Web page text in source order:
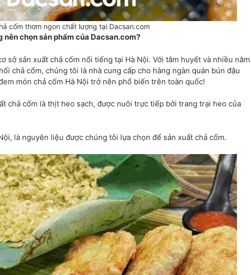
cốm thơm ngon chất lượng tại Dacsan.com
nên chọn sản phẩm của Dacsan.com?
sở sản xuất chả cốm nổi tiếng tại Hà Nội. Với tâm huyết và nhiều năm
chả cốm, chúng tôi là nhà cung cấp cho hàng ngàn quán bún đậu
món chả cốm Hà Nội trở nên phổ biến trên toàn quốc!
chả cốm là thịt heo sạch, được nuôi trực tiếp bởi trang trại heo của
là nguyên liệu được chúng tôi lựa chọn để sản xuất chả cốm.